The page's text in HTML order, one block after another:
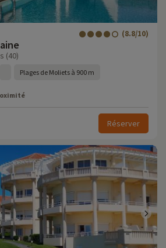
(8.8/10)
(40)
Plages de Moliets à 900 m
Réserver